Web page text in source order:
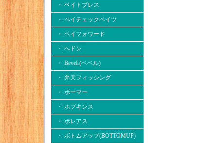
・ ベイトブレス
・ ペイチェックベイツ
・ ペイフォワード
・ へドン
・ BeveL(ベベル)
・ 弁天フィッシング
・ ボーマー
・ ホプキンス
・ ボレアス
・ ボトムアップ(BOTTOMUP)